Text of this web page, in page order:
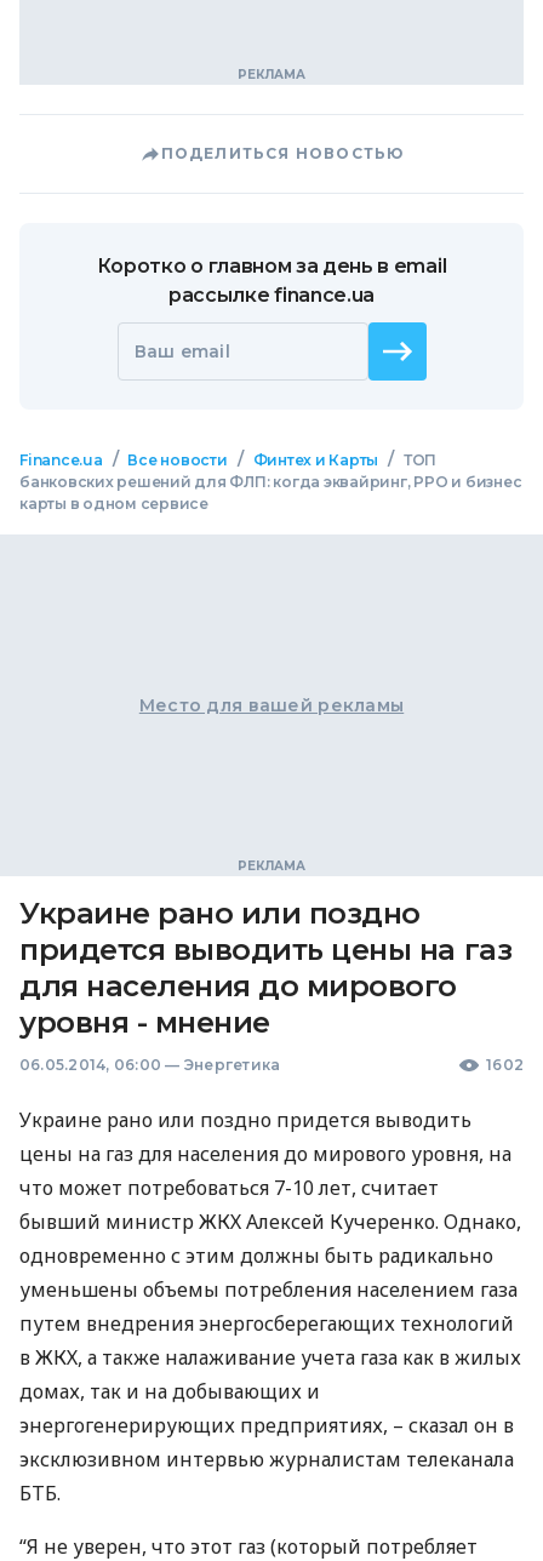
ПОДЕЛИТЬСЯ НОВОСТЬЮ
Коротко о главном за день в email
рассылке finance.ua
Ваш email
Finance.ua / Все новости / Финтех и Карты / ТОП
банковских решений для ФЛП: когда эквайринг, РРО и бизнес
карты в одном сервисе
Место для вашей рекламы
Украине рано или поздно
придется выводить цены на газ
для населения до мирового
уровня - мнение
06.05.2014, 06:00 — Энергетика 1602
Украине рано или поздно придется выводить
цены на газ для населения до мирового уровня, на
что может потребоваться 7-10 лет, считает
бывший министрЖКХАлексей Кучеренко. Однако,
одновременно с этим должны быть радикально
уменьшены объемы потребления населением газа
путем внедрения энергосберегающих технологий
вЖКХ, а также налаживание учета газа как в жилых
домах, так и на добывающих и
энергогенерирующих предприятиях, – сказал он в
эксклюзивном интервью журналистам телеканала
БТБ.
“Я не уверен, что этот газ (который потребляет